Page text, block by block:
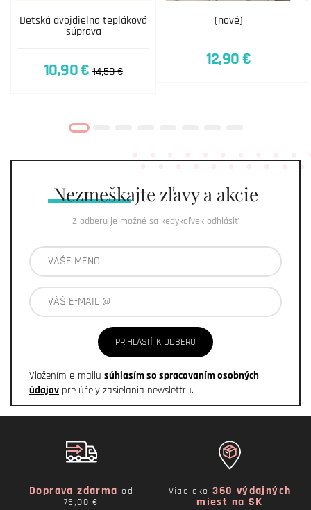
Detská dvojdielna tepláková
súprava
10,90 € 14,50 €
(nové)
12,90 €
Nezmeškajte zľavy a akcie
Z odberu je možné sa kedykoľvek odhlásiť
PRIHLÁSIŤ K ODBERU
Vložením e-mailu súhlasím so spracovaním osobných
údajov pre účely zasielania newslettru.
Doprava zdarma od
75,00 €
Viac ako360 výdajných
miest na SK